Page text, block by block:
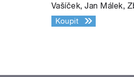
Vašíček, Jan Málek,
Koupit